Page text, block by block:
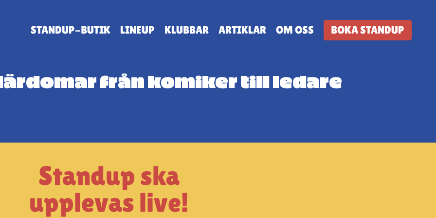
STANDUP-BUTIK LINEUP KLUBBAR ARTIKLAR OM OSS BOKA STANDUP
från komiker till ledare
Standup ska
upplevas live!